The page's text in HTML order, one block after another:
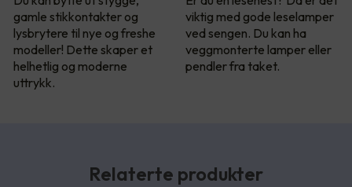
gamle stikkontakter og
lysbrytere til nye og freshe
modeller! Dette skaper et
helhetlig og moderne
uttrykk.
viktig med gode leselamper
ved sengen. Du kan ha
veggmonterte lamper eller
pendler fra taket.
Relaterte produkter